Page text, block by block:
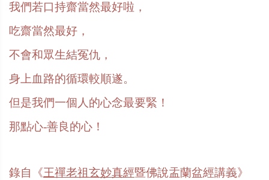
我們若口持齋當然最好啦，
吃齋當然最好，
不會和眾生結冤仇，
身上血路的循環較順遂。
但是我們一個人的心念最要緊！
那點心-善良的心！
錄自《王禪老祖玄妙真經暨佛說盂蘭盆經講義》